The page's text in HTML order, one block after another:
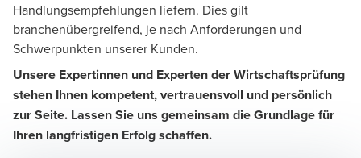
Handlungsempfehlungen liefern. Dies gilt
branchenübergreifend, je nach Anforderungen und
Schwerpunkten unserer Kunden.
Unsere Expertinnen und Experten der Wirtschaftsprüfung
stehen Ihnen kompetent, vertrauensvoll und persönlich
zur Seite. Lassen Sie uns gemeinsam die Grundlage für
Ihren langfristigen Erfolg schaffen.